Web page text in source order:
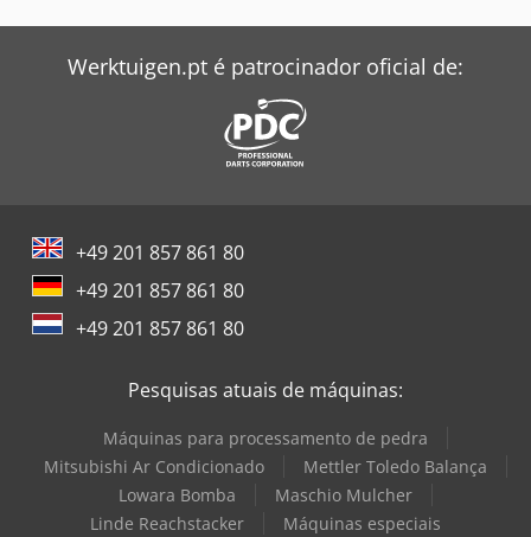
Werktuigen.pt é patrocinador oficial de:
+49 201 857 861 80
+49 201 857 861 80
+49 201 857 861 80
Pesquisas atuais de máquinas:
Máquinas para processamento de pedra
Mitsubishi Ar Condicionado
Mettler Toledo Balança
Lowara Bomba
Maschio Mulcher
Linde Reachstacker
Máquinas especiais